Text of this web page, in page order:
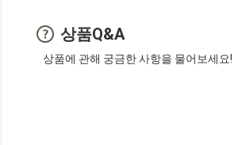
상품Q&A
상품에 관해 궁금한 사항을 물어보세요!